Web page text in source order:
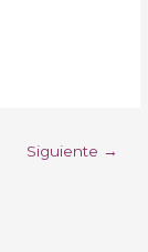
Siguiente →